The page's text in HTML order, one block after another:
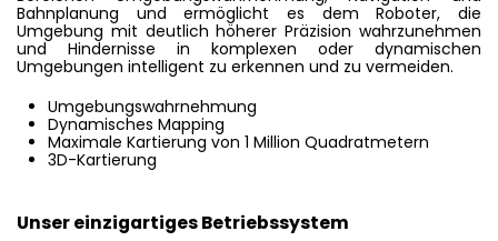
Bahnplanung und ermöglicht es dem Roboter, die
Umgebung mit deutlich höherer Präzision wahrzunehmen
und Hindernisse in komplexen oder dynamischen
Umgebungen intelligent zu erkennen und zu vermeiden.
Umgebungswahrnehmung
Dynamisches Mapping
Maximale Kartierung von 1 Million Quadratmetern
3D-Kartierung
Unser einzigartiges Betriebssystem